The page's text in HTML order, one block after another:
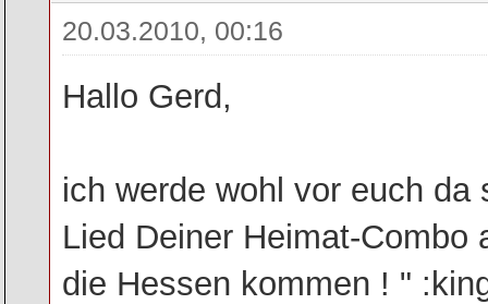
20.03.2010, 00:16
Hallo Gerd,
ich werde wohl vor euch
Lied Deiner Heimat-
die Hessen kommen ! "